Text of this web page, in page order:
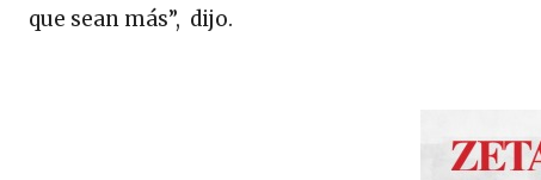
que sean más”, dijo.